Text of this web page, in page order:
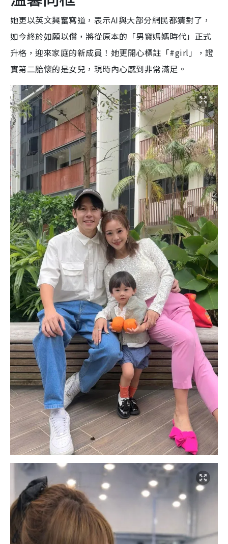
她更以英文興奮寫道，表示AI與大部分網民都猜對了，
如今終於如願以償，將從原本的「男寶媽媽時代」正式
升格，迎來家庭的新成員！她更開心標註「#girl」，證
實第二胎懷的是女兒，現時內心感到非常滿足。